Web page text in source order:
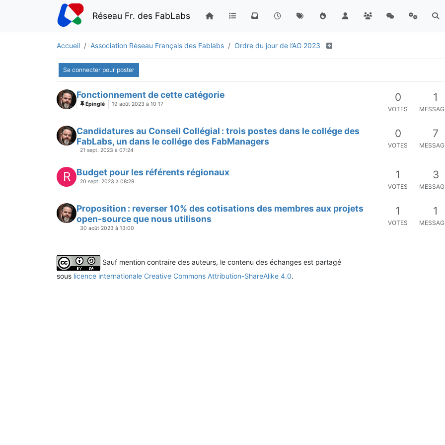
Réseau Fr. des FabLabs
Accueil Association Réseau Français des Fablabs Ordre du jour de l’AG 2023
Se connecter pour poster
Fonctionnement de cette catégorie
Épinglé 19 août 2023 à 10:17
0
VOTES
1
Candidatures au Conseil Collégial : trois postes dans le collége des
FabLabs, un dans le collége des FabManagers
21 sept. 2023 à 07:24
0
VOTES
7
R Budget pour les référents régionaux
20 sept. 2023 à 08:29
1
VOTES
3
Proposition : reverser 10% des cotisations des membres aux projets
open-source que nous utilisons
30 août 2023 à 13:00
1
VOTES
1
Sauf mention contraire des auteurs, le contenu des échanges est partagé
sous licence internationale Creative Commons Attribution-ShareAlike 4.0.